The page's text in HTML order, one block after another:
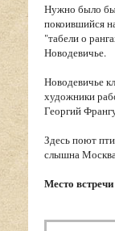
Нужно было
покоившийся
"табели о
Новодевичье.
Новодевичье
художники
Георгий
Здесь поют
слышна
Место